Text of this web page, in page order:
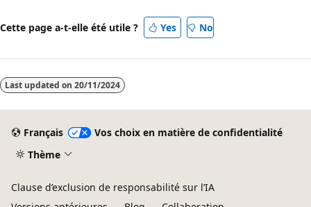
Cette page a-t-elle été utile ? Yes No
Last updated on 20/11/2024
Français
Vos choix en matière de confidentialité
Thème
Clause d’exclusion de responsabilité sur l’IA